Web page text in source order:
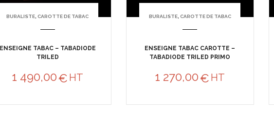
BURALISTE,CAROTTE DE TABAC
ENSEIGNE TABAC – TABADIODE
TRILED
1 490,00€ HT
BURALISTE, CAROTTE DE TABAC
ENSEIGNE TABAC CAROTTE –
TABADIODE TRILED PRIMO
1 270,00€ HT